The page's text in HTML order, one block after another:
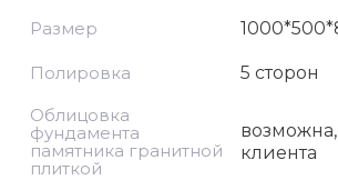
Размер
Полировка
5 сторон
Облицовка
фундамента
памятника гранитной
плиткой
клиента